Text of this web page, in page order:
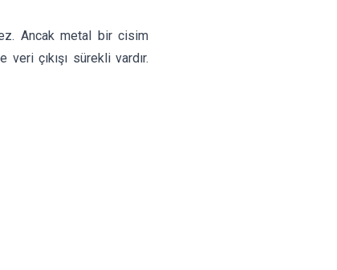
Ancak metal bir cisim
veri çıkışı sürekli vardır.